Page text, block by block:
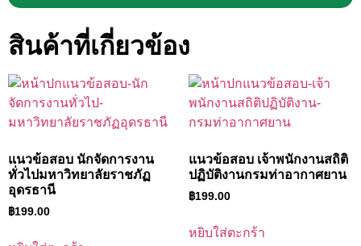
สินค้าที่เกี่ยวข้อง
แนวข้อสอบ นักจัดการงาน
ทั่วไปมหาวิทยาลัยราชภัฏ
อุดรธานี
฿199.00
แนวข้อสอบ เจ้าพนักงานสถิติ
ปฏิบัติงานกรมท่าอากาศยาน
฿199.00
หยิบใส่ตะกร้า